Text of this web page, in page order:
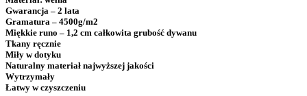
Gwarancja – 2 lata
Gramatura – 4500g/m2
Miękkie runo – 1,2 cm całkowita grubość dywanu
Tkany ręcznie
Miły w dotyku
Naturalny materiał najwyższej jakości
Wytrzymały
Łatwy w czyszczeniu